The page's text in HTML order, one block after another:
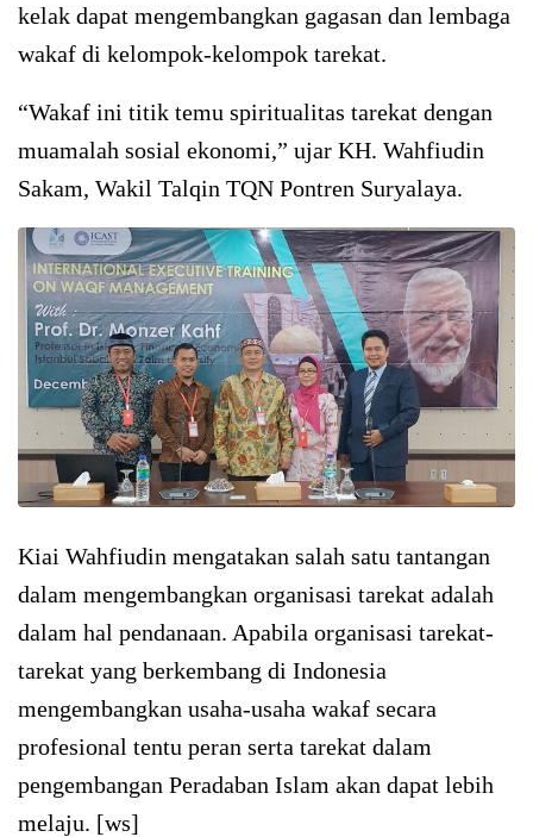
kelak dapat mengembangkan gagasan dan lembaga
wakaf di kelompok-kelompok tarekat.
“Wakaf ini titik temu spiritualitas tarekat dengan
muamalah sosial ekonomi,” ujar KH. Wahfiudin
Sakam, Wakil Talqin TQN Pontren Suryalaya.
Kiai Wahfiudin mengatakan salah satu tantangan
dalam mengembangkan organisasi tarekat adalah
dalam hal pendanaan. Apabila organisasi tarekat-
tarekat yang berkembang di Indonesia
mengembangkan usaha-usaha wakaf secara
profesional tentu peran serta tarekat dalam
pengembangan Peradaban Islam akan dapat lebih
melaju. [ws]